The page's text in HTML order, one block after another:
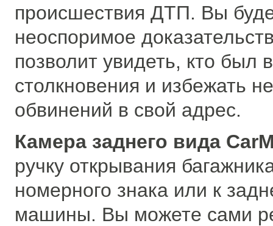
происшествия ДТП. Вы
неоспоримое
позволит увидеть, кто был
столкновения и избежать
обвинений в свой адрес.
Камера заднего вида
ручку открывания
номерного знака или к
машины. Вы можете сами